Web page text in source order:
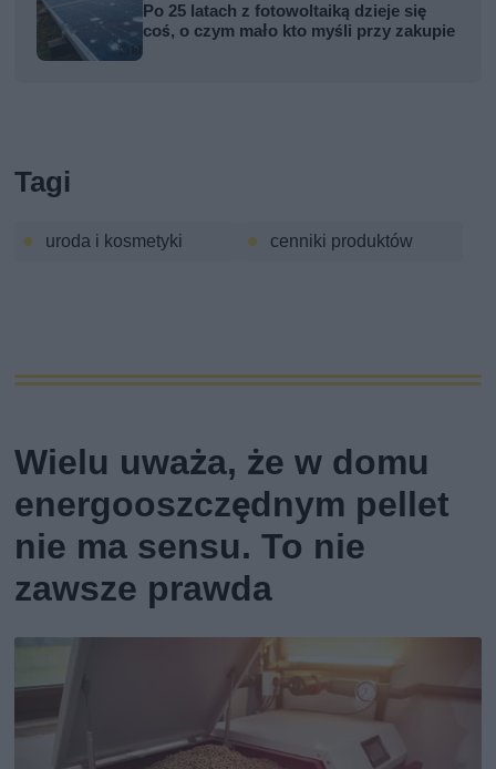
Po 25 latach z fotowoltaiką dzieje się
coś, o czym mało kto myśli przy zakupie
Tagi
uroda i kosmetyki cenniki produktów
Wielu uważa, że w domu
energooszczędnym pellet
nie ma sensu. To nie
zawsze prawda